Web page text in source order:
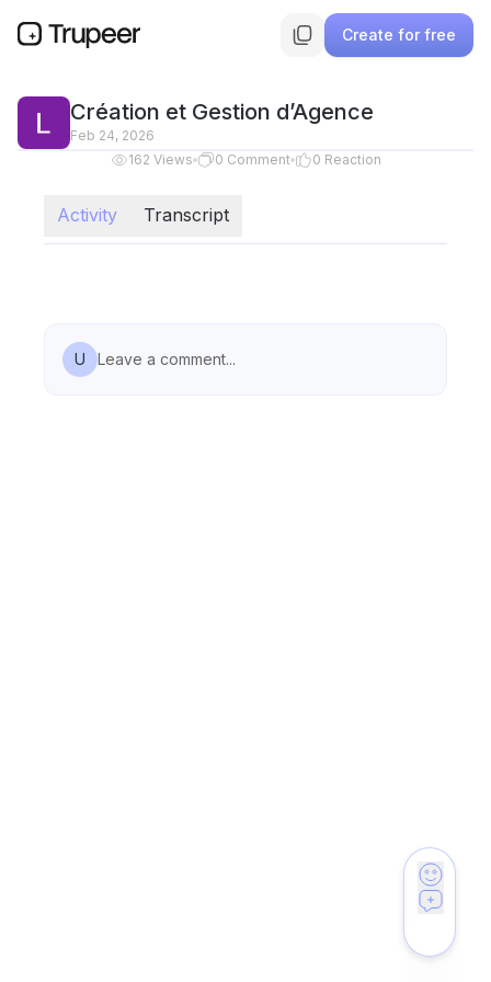
Create for free
Création et Gestion d’Agence
Feb 24, 2026
162 Views 0 Comment 0 Reaction
Activity Transcript
U